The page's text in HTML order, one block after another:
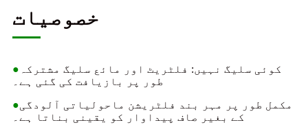
خصوصیات
● کوئی سلیگ نہیں: فلٹریٹ اور مائع سلیگ مشترکہ
طور پر بازیافت کی گئی ہے۔
●مکمل طور پر مہر بند فلٹریشن ماحولیاتی آلودگی
کے بغیر صاف پیداوار کو یقینی بناتا ہے۔